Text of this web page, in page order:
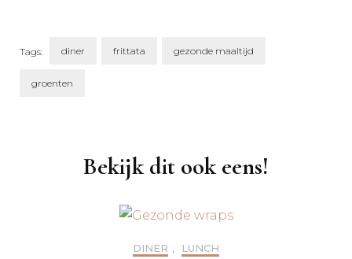
Tags: diner frittata gezonde maaltijd
groenten
NavigationBekijk dit ook eens!
DINER , LUNCH